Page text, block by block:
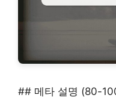
## 메타 설명 (80-